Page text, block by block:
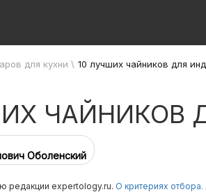
для кухни \ 10 лучших чайников для
Оболенский
редакции expertology.ru. О критериях отбора.